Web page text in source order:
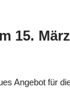
15.
Angebot für